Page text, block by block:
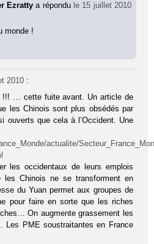
Ezrattya répondu le 15 juillet 2010
monde !
2010 :
!!! … cette fuite avant. Un article de
les Chinois sont plus obsédés par
ouverts que cela à l’Occident. Une
actualite/
les occidentaux de leurs emplois
les Chinois ne se transforment en
du Yuan permet aux groupes de
pour faire en sorte que les riches
On augmente grassement les
Les PME soustraitantes en France